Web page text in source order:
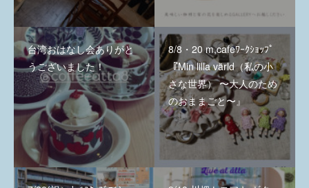
台湾おはなし会ありがと
うございました！
8/8・20 m,cafeﾜｰｸｼｮｯﾌﾟ
『Min lilla värld（私の小
さな世界） 〜大人のため
のおままごと〜』